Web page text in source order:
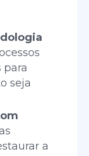
seja
a